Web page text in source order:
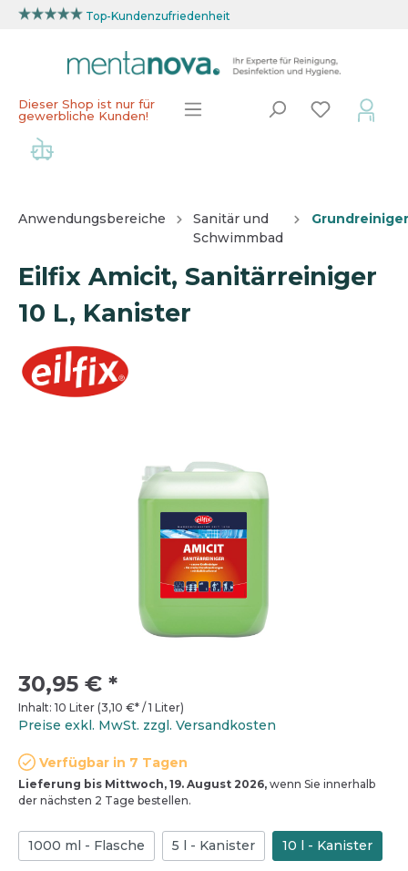
Top-Kundenzufriedenheit
Dieser Shop ist nur für
gewerbliche Kunden!
Anwendungsbereiche
Sanitär und
Schwimmbad
Grundreiniger
Eilfix Amicit, Sanitärreiniger
10 L, Kanister
30,95 € *
Inhalt: 10 Liter (3,10 €* / 1 Liter)
Preise exkl. MwSt. zzgl. Versandkosten
Verfügbar in 7 Tagen
Lieferung bis Mittwoch, 19. August 2026, wenn Sie innerhalb
der nächsten 2 Tage bestellen.
1000 ml - Flasche 5 l - Kanister 10 l - Kanister